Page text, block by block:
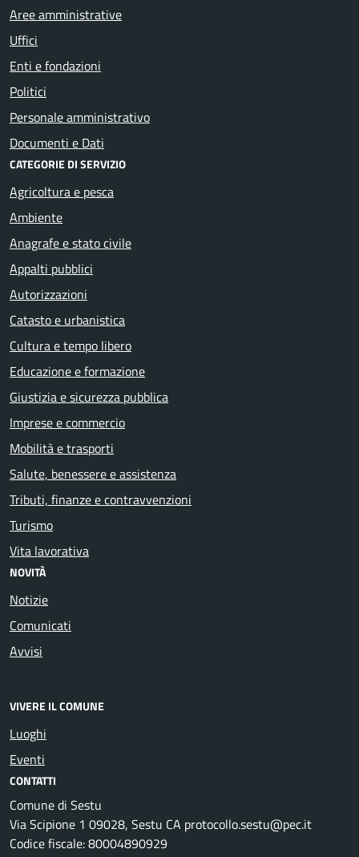
Aree amministrative
Uffici
Enti e fondazioni
Politici
Personale amministrativo
Documenti e Dati
CATEGORIE DI SERVIZIO
Agricoltura e pesca
Ambiente
Anagrafe e stato civile
Appalti pubblici
Autorizzazioni
Catasto e urbanistica
Cultura e tempo libero
Educazione e formazione
Giustizia e sicurezza pubblica
Imprese e commercio
Mobilità e trasporti
Salute, benessere e assistenza
Tributi, finanze e contravvenzioni
Turismo
Vita lavorativa
NOVITÀ
Notizie
Comunicati
Avvisi
VIVERE IL COMUNE
Luoghi
Eventi
CONTATTI
Comune di Sestu
Via Scipione 1 09028, Sestu CA protocollo.sestu@pec.it
Codice fiscale: 80004890929